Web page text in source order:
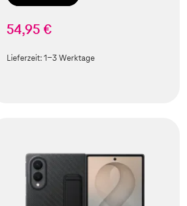
54,95 €
Lieferzeit:1-3 Werktage